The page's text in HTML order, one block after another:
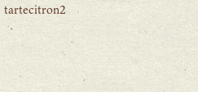
tartecitron2